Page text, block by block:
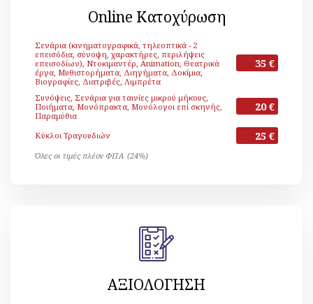
Online Κατοχύρωση
Σενάρια (κινηματογραφικά, τηλεοπτικά - 2
επεισόδια, σύνοψη, χαρακτήρες, περιλήψεις
επεισοδίων), Ντοκιμαντέρ, Animation, Θεατρικά
έργα, Μυθιστορήματα, Διηγήματα, Δοκίμια,
Βιογραφίες, Διατριβές, Λιμπρέτα
35 €
Συνόψεις, Σενάρια για ταινίες μικρού μήκους,
Ποιήματα, Μονόπρακτα, Μονόλογοι επί σκηνής,
Παραμύθια
20 €
Κύκλοι Τραγουδιών 25 €
Όλες οι τιμές πλέον ΦΠΑ (24%)
ΑΞΙΟΛΟΓΗΣΗ